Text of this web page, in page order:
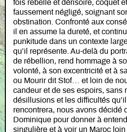
fois rebelle et dérisoire, coquet
faussement négligé, soignant
obstination. Confronté aux
il en assume la dureté, et
punkitude dans un contexte
qu’il représente. Au-delà du
de rébellion, rend hommage à
volonté, à son excentricité et à
ou Mourir dit Stof… et loin de
candeur et de ses espoirs, sans
désillusions et les difficultés
rencontrera, nous avons décidé
Dominique pour donner à
singulière et à voir un Maroc loin